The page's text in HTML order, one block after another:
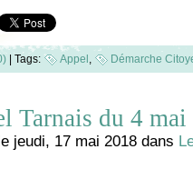
| Tags: Appel Démarche
Tarnais du 4 mai
jeudi, 17 mai 2018 dans